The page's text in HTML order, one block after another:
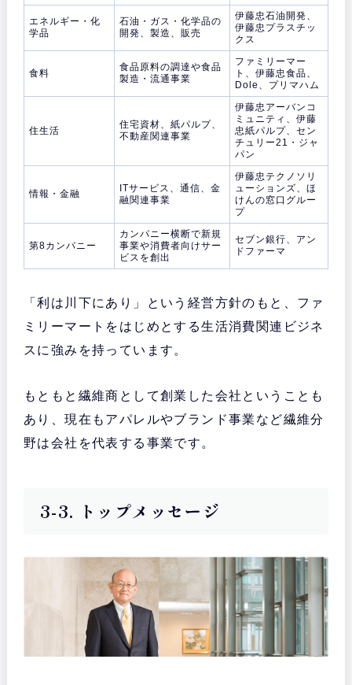
エネルギー・化
学品
石油・ガス・化学品の
開発、製造、販売
伊藤忠石油開発、
伊藤忠プラスチッ
クス
食料
食品原料の調達や食品
製造・流通事業
ファミリーマー
ト、伊藤忠食品、
Dole、プリマハム
住生活
住宅資材、紙パルプ、
不動産関連事業
伊藤忠アーバンコ
ミュニティ、伊藤
忠紙パルプ、セン
チュリー21・ジャ
パン
情報・金融
ITサービス、通信、金
融関連事業
伊藤忠テクノソリ
ューションズ、ほ
けんの窓口グルー
プ
第8カンパニー
カンパニー横断で新規
事業や消費者向けサー
ビスを創出
セブン銀行、アン
ドファーマ
「利は川下にあり」という経営方針のもと、ファ
ミリーマートをはじめとする生活消費関連ビジネ
スに強みを持っています。
もともと繊維商として創業した会社ということも
あり、現在もアパレルやブランド事業など繊維分
野は会社を代表する事業です。
3-3. トップメッセージ